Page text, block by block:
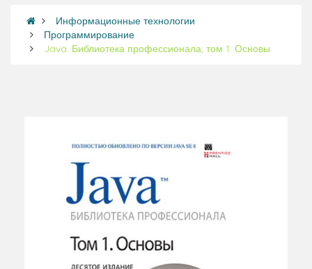
Информационные технологии
Программирование
Java. Библиотека профессионала, том 1. Основы